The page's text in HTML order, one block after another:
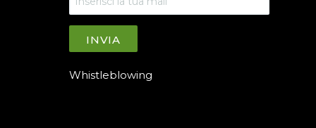
INVIA
Whistleblowing